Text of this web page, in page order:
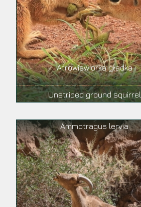
Afrowiewiorka gładka
Unstriped ground squirrel
Ammotragus lervia